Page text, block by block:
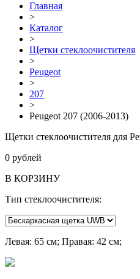
Главная
>
Каталог
>
Щетки стеклоочистителя
>
Peugeot
>
207
>
Peugeot 207 (2006-2013)
Щетки стеклоочистителя для
0 рублей
В КОРЗИНУ
Тип стеклоочистителя:
Левая: 65 см; Правая: 42 см;